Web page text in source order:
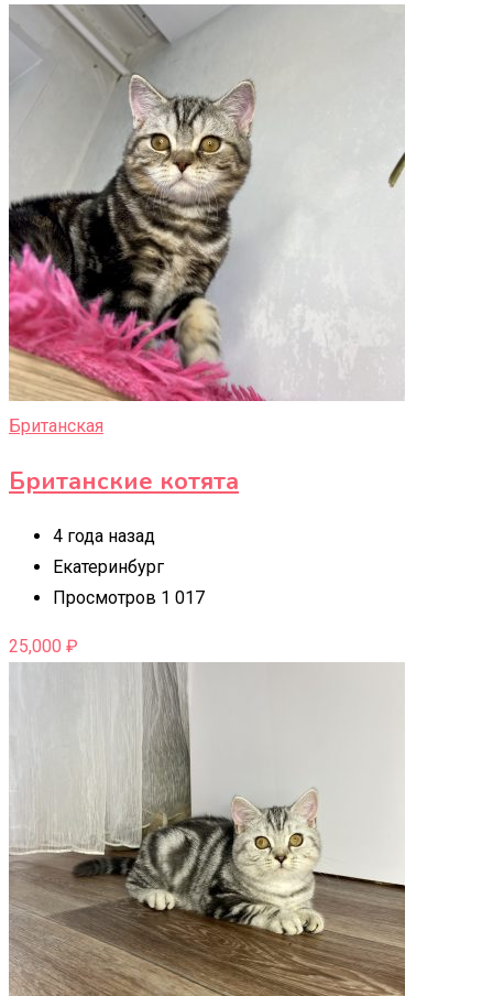
Британская
Британские котята
4 года назад
Екатеринбург
Просмотров 1 017
25,000 ₽